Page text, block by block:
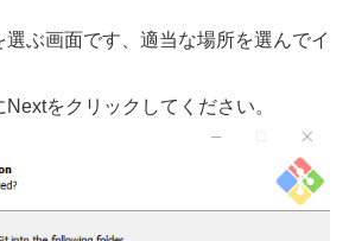
ぶ画面です、適当な場所を選んでイ
をクリックしてください。